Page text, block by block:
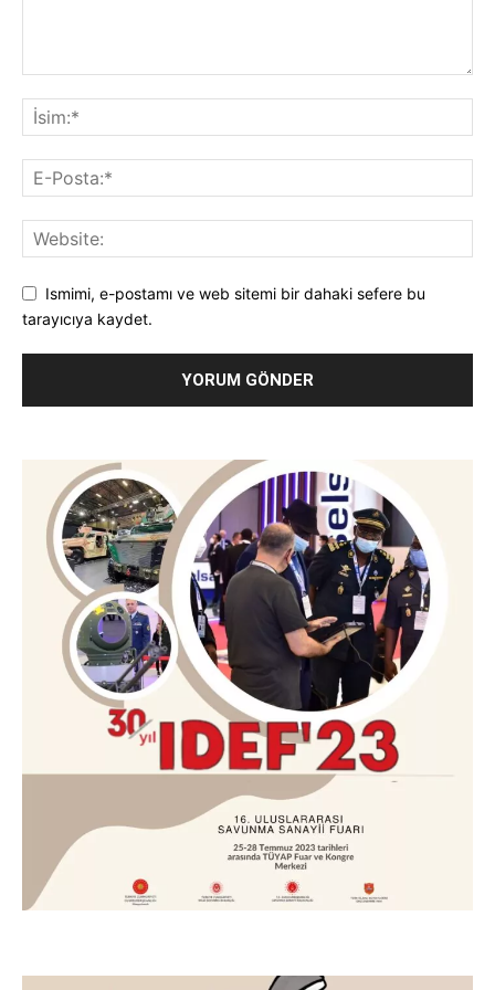
Ismimi, e-postamı ve web sitemi bir dahaki sefere bu
tarayıcıya kaydet.